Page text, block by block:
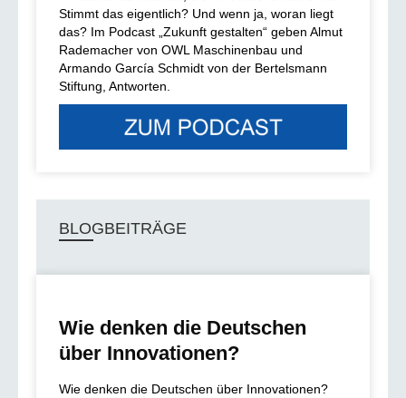
Stimmt das eigentlich? Und wenn ja, woran liegt
das? Im Podcast „Zukunft gestalten“ geben Almut
Rademacher von OWL Maschinenbau und
Armando García Schmidt von der Bertelsmann
Stiftung, Antworten.
BLOGBEITRÄGE
Wie denken die Deutschen
über Innovationen?
Wie denken die Deutschen über Innovationen?